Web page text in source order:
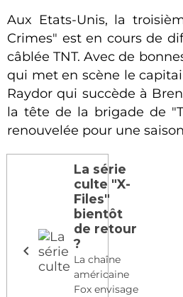
Aux Etats-Unis, la
Crimes" est en cours de
câblée TNT. Avec de
qui met en scène le
Raydor qui succède à
la tête de la brigade de
renouvelée pour une
La série
culte "X-
Files"
bientôt
de retour
?
La chaîne
américaine
Fox envisage